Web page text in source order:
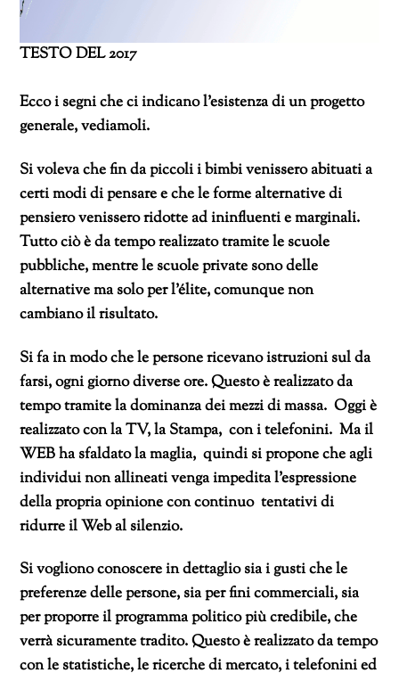
TESTO DEL 2017
Ecco i segni che ci indicano l’esistenza di un progetto
generale, vediamoli.
Si voleva che fin da piccoli i bimbi venissero abituati a
certi modi di pensare e che le forme alternative di
pensiero venissero ridotte ad ininfluenti e marginali.
Tutto ciò è da tempo realizzato tramite le scuole
pubbliche, mentre le scuole private sono delle
alternative ma solo per l’élite, comunque non
cambiano il risultato.
Si fa in modo che le persone ricevano istruzioni sul da
farsi, ogni giorno diverse ore. Questo è realizzato da
tempo tramite la dominanza dei mezzi di massa. Oggi è
realizzato con la TV, la Stampa, con i telefonini. Ma il
WEB ha sfaldato la maglia, quindi si propone che agli
individui non allineati venga impedita l’espressione
della propria opinione con continuo tentativi di
ridurre il Web al silenzio.
Si vogliono conoscere in dettaglio sia i gusti che le
preferenze delle persone, sia per fini commerciali, sia
per proporre il programma politico più credibile, che
verrà sicuramente tradito. Questo è realizzato da tempo
con le statistiche, le ricerche di mercato, i telefonini ed